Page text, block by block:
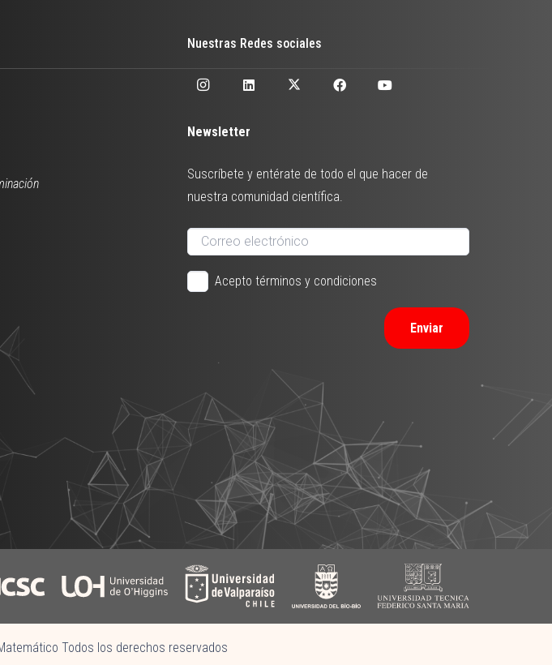
Nuestras Redes sociales
Newsletter
Suscríbete y entérate de todo el que hacer de
nuestra comunidad científica.
Acepto términos y condiciones
Enviar
Todos los derechos reservados